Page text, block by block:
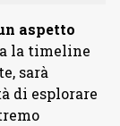
aspetto
la timeline
sarà
di esplorare